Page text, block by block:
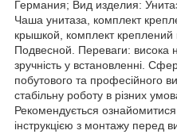
Германия; Вид изделия:
Чаша унитаза, комплект
крышкой, комплект
Подвесной. Переваги: висока
зручність у встановленні.
побутового та професійного
стабільну роботу в різних
Рекомендується
інструкцією з монтажу перед